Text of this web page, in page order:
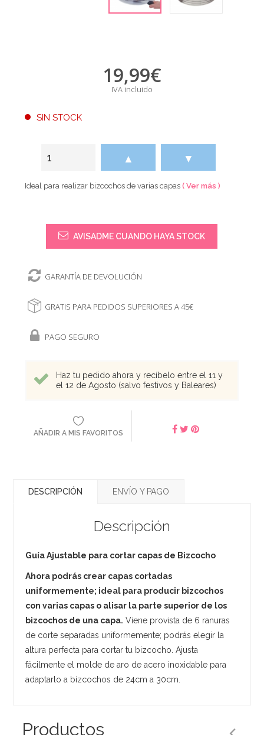
19,99€
IVA incluido
SIN STOCK
▲ ▼
Ideal para realizar bizcochos de varias capas( Ver más )
AVISADME CUANDO HAYA STOCK
GARANTÍA DE DEVOLUCIÓN
GRATIS PARA PEDIDOS SUPERIORES A 45€
PAGO SEGURO
Haz tu pedido ahora y recíbelo entre el 11 y
el 12 de Agosto (salvo festivos y Baleares)
AÑADIR A MIS FAVORITOS
DESCRIPCIÓN ENVÍO Y PAGO
Descripción
Guía Ajustable para cortar capas de Bizcocho
Ahora podrás crear capas cortadas
uniformemente; ideal para producir bizcochos
con varias capas o alisar la parte superior de los
bizcochos de una capa. Viene provista de 6 ranuras
de corte separadas uniformemente; podrás elegir la
altura perfecta para cortar tu bizcocho. Ajusta
fácilmente el molde de aro de acero inoxidable para
adaptarlo a bizcochos de 24cm a 30cm.
Productos